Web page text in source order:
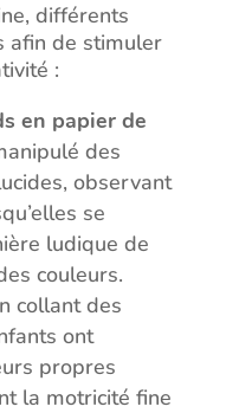
différents
afin de stimuler
:
en papier de
des
observant
se
ludique de
couleurs.
collant des
ont
propres
la motricité fine